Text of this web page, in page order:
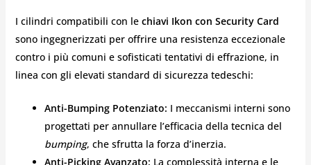
I cilindri compatibili con le chiavi Ikon con Security Card
sono ingegnerizzati per offrire una resistenza eccezionale
contro i più comuni e sofisticati tentativi di effrazione, in
linea con gli elevati standard di sicurezza tedeschi:
Anti-Bumping Potenziato: I meccanismi interni sono
progettati per annullare l’efficacia della tecnica del
bumping, che sfrutta la forza d’inerzia.
Anti-Picking Avanzato: La complessità interna e le